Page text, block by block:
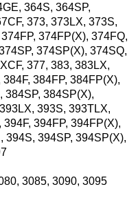
364S, 364SP,
373, 373LX, 373S,
374FP(X), 374FQ,
374SP(X), 374SQ,
377, 383, 383LX,
384FP, 384FP(X),
384SP, 384SP(X),
393S, 393TLX,
394FP, 394FP(X),
394S, 394SP, 394SP(X),
3085, 3090, 3095